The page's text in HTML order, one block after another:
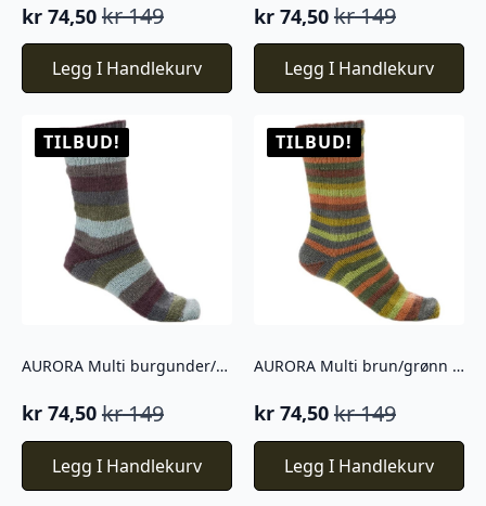
kr149
Opprinnelig
pris
var:
kr 149.
kr 74,50
Nåværende
pris
kr 74,50.
Legg I Handlekurv
kr149
Opprinnelig
pris
var:
kr 149.
kr 74,50
Nåværende
pris
kr 74,50.
Legg I Handlekurv
TILBUD!
AURORA Multi burgunder/grønn – 660
kr149
Opprinnelig
pris
var:
kr 149.
kr 74,50
Nåværende
pris
kr 74,50.
Legg I Handlekurv
TILBUD!
AURORA Multi brun/grønn – 634
kr149
Opprinnelig
pris
var:
kr 149.
kr 74,50
Nåværende
pris
kr 74,50.
Legg I Handlekurv